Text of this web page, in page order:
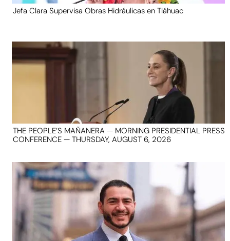
Jefa Clara Supervisa Obras Hidráulicas en Tláhuac
THE PEOPLE’S MAÑANERA — MORNING PRESIDENTIAL PRESS
CONFERENCE — THURSDAY, AUGUST 6, 2026